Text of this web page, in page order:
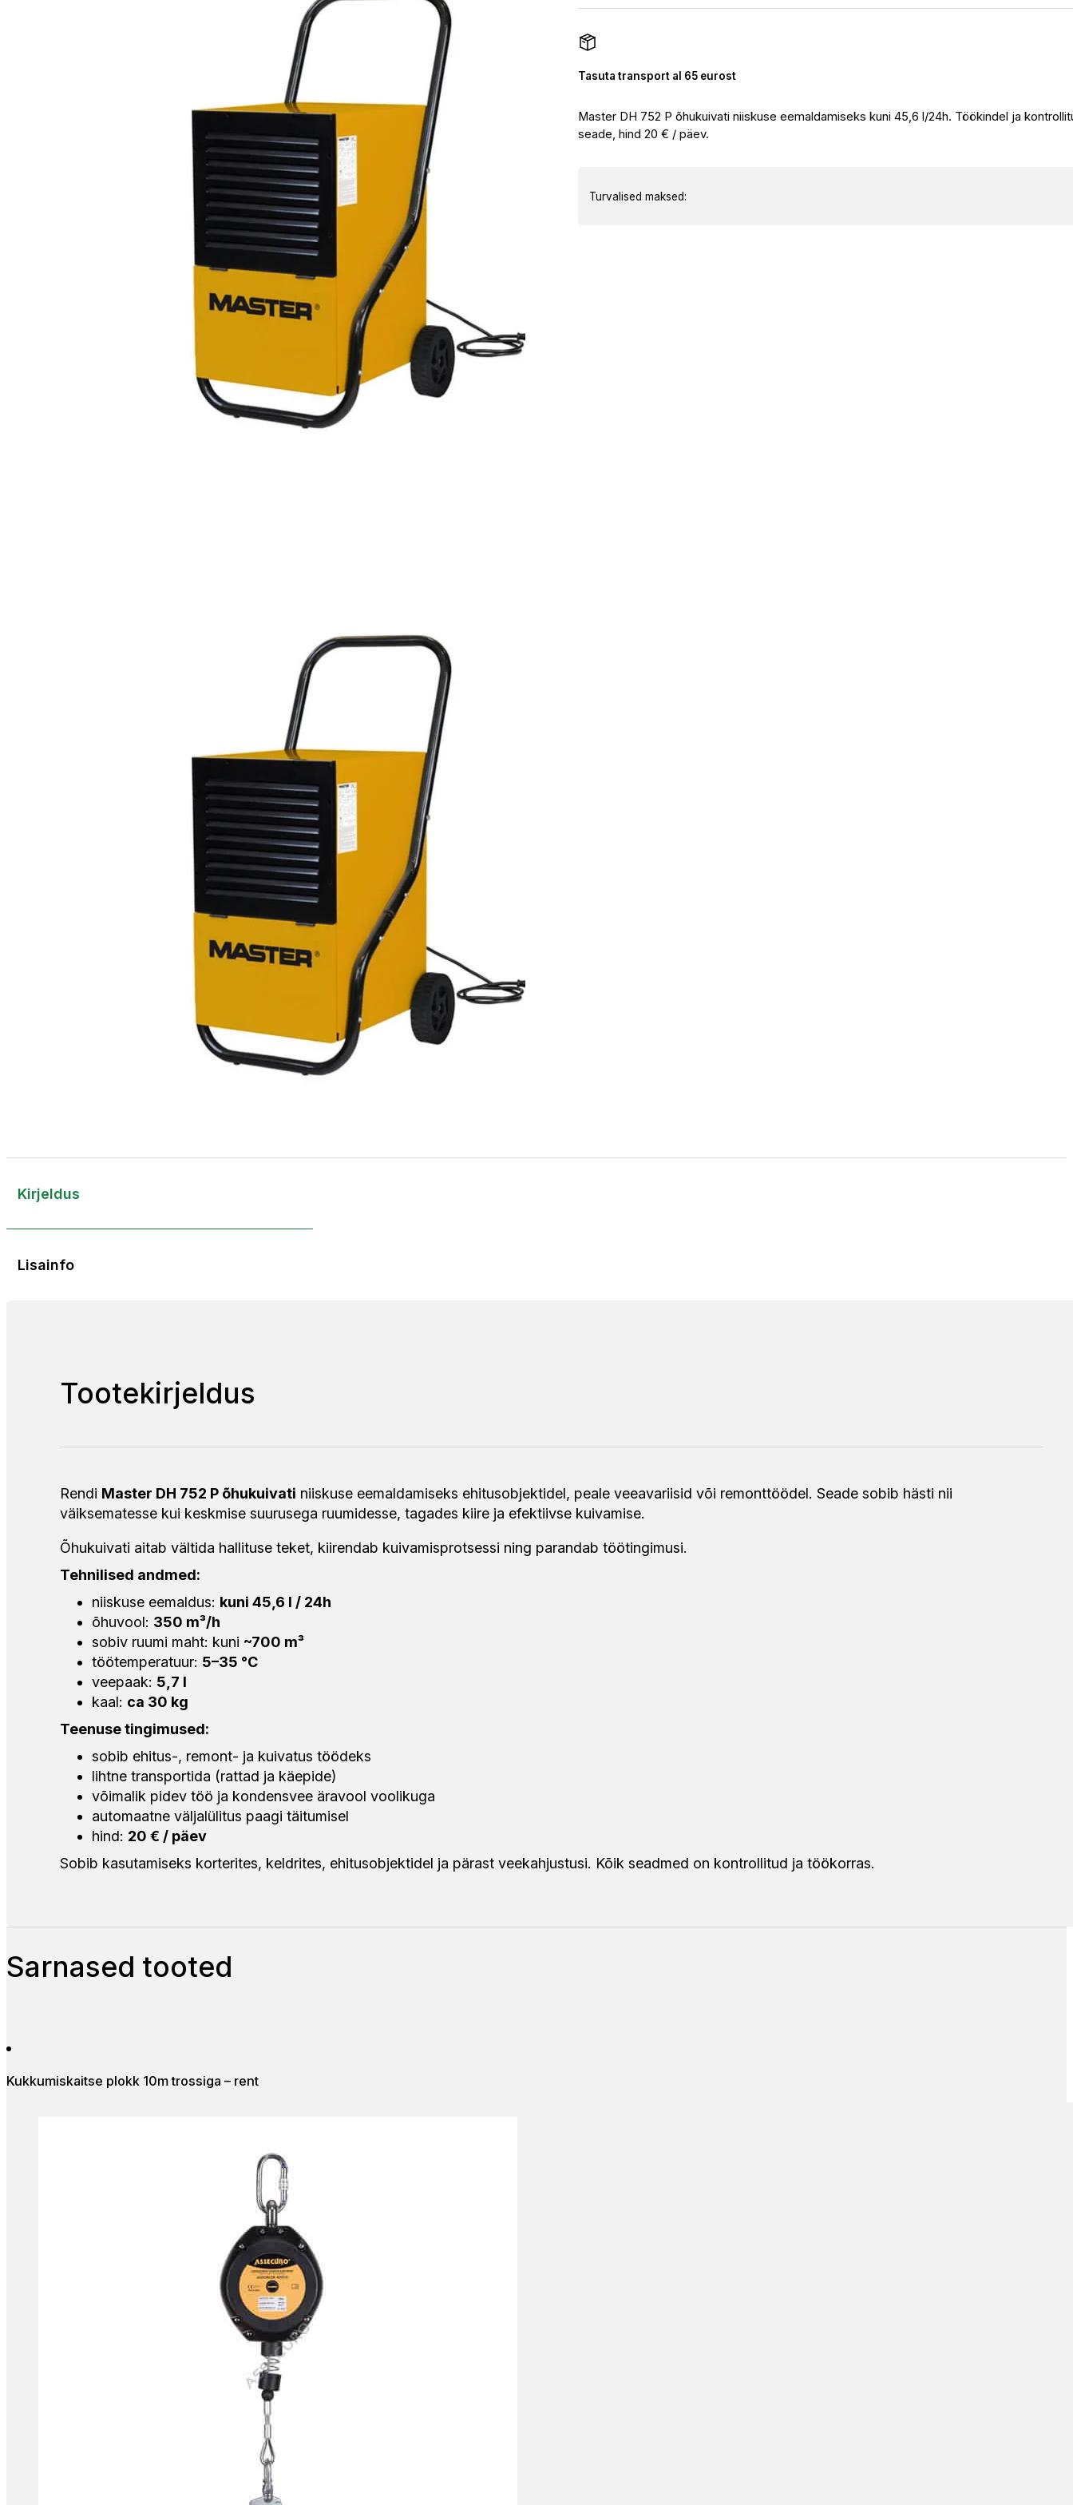
Tasuta transport al 65 eurost
Master DH 752 P õhukuivati niiskuse eemaldamiseks kuni 45,6 l/24h. Töökindel ja
seade, hind 20 € / päev.
Turvalised maksed:
Kirjeldus
Lisainfo
Tootekirjeldus
Rendi Master DH 752 P õhukuivati niiskuse eemaldamiseks ehitusobjektidel, peale veeavariisid või remonttöödel. Seade sobib hästi nii
väiksematesse kui keskmise suurusega ruumidesse, tagades kiire ja efektiivse kuivamise.
Õhukuivati aitab vältida hallituse teket, kiirendab kuivamisprotsessi ning parandab töötingimusi.
Tehnilised andmed:
niiskuse eemaldus: kuni 45,6 l / 24h
õhuvool: 350 m³/h
sobiv ruumi maht: kuni ~700 m³
töötemperatuur: 5–35 °C
veepaak: 5,7 l
kaal: ca 30 kg
Teenuse tingimused:
sobib ehitus-, remont- ja kuivatus töödeks
lihtne transportida (rattad ja käepide)
võimalik pidev töö ja kondensvee äravool voolikuga
automaatne väljalülitus paagi täitumisel
hind: 20 € / päev
Sobib kasutamiseks korterites, keldrites, ehitusobjektidel ja pärast veekahjustusi. Kõik seadmed on kontrollitud ja töökorras.
Sarnased tooted
Kukkumiskaitse plokk 10m trossiga – rent